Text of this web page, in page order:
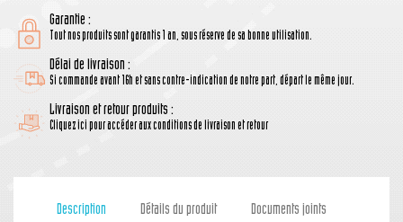
Garantie :
Tout nos produits sont garantis 1 an, sous réserve de sa bonne utilisation.
Délai de livraison :
Si commande avant 16h et sans contre-indication de notre part, départ le même jour.
Livraison et retour produits :
Cliquez ici pour accéder aux conditions de livraison et retour
Description Détails du produit Documents joints